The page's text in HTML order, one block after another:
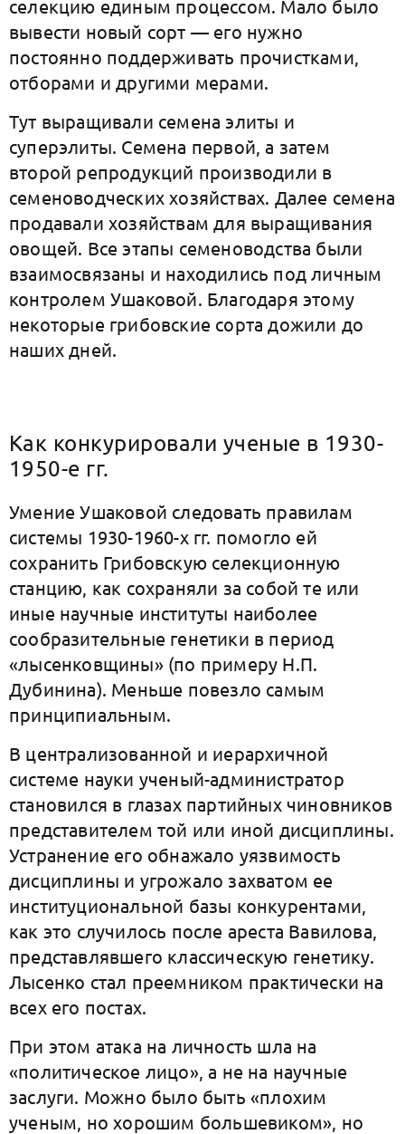
селекцию единым процессом. Мало было
вывести новый сорт — его нужно
постоянно поддерживать прочистками,
отборами и другими мерами.
Тут выращивали семена элиты и
суперэлиты. Семена первой, а затем
второй репродукций производили в
семеноводческих хозяйствах. Далее семена
продавали хозяйствам для выращивания
овощей. Все этапы семеноводства были
взаимосвязаны и находились под личным
контролем Ушаковой. Благодаря этому
некоторые грибовские сорта дожили до
наших дней.
Как конкурировали ученые в 1930-
1950-е гг.
Умение Ушаковой следовать правилам
системы 1930-1960-х гг. помогло ей
сохранить Грибовскую селекционную
станцию, как сохраняли за собой те или
иные научные институты наиболее
сообразительные генетики в период
«лысенковщины» (по примеру Н.П.
Дубинина). Меньше повезло самым
принципиальным.
В централизованной и иерархичной
системе науки ученый-администратор
становился в глазах партийных чиновников
представителем той или иной дисциплины.
Устранение его обнажало уязвимость
дисциплины и угрожало захватом ее
институциональной базы конкурентами,
как это случилось после ареста Вавилова,
представлявшего классическую генетику.
Лысенко стал преемником практически на
всех его постах.
При этом атака на личность шла на
«политическое лицо», а не на научные
заслуги. Можно было быть «плохим
ученым, но хорошим большевиком», но